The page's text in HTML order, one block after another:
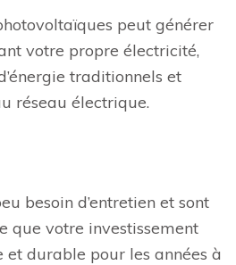
peut générer
votre propre électricité,
traditionnels et
réseau électrique.
besoin d’entretien et sont
que votre investissement
durable pour les années à